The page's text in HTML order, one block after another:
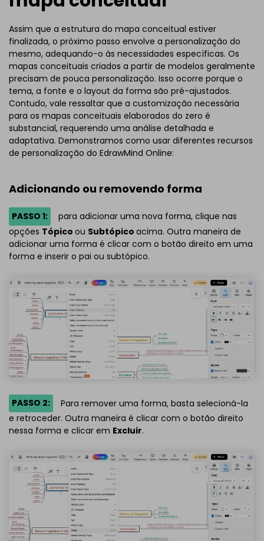
Assim que a estrutura do mapa conceitual estiver
finalizada, o próximo passo envolve a personalização do
mesmo, adequando-o às necessidades específicas. Os
mapas conceituais criados a partir de modelos geralmente
precisam de pouca personalização. Isso ocorre porque o
tema, a fonte e o layout da forma são pré-ajustados.
Contudo, vale ressaltar que a customização necessária
para os mapas conceituais elaborados do zero é
substancial, requerendo uma análise detalhada e
adaptativa. Demonstramos como usar diferentes recursos
de personalização do EdrawMind Online:
Adicionando ou removendo forma
PASSO 1:
para adicionar uma nova forma, clique nas
opções Tópico ou Subtópico acima. Outra maneira de
adicionar uma forma é clicar com o botão direito em uma
forma e inserir o pai ou subtópico.
PASSO 2:
Para remover uma forma, basta selecioná-la
e retroceder. Outra maneira é clicar com o botão direito
nessa forma e clicar em Excluir.